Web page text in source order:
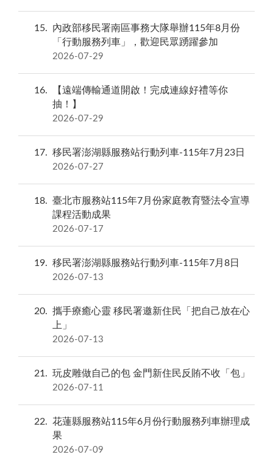
15
內政部移民署南區事務大隊舉辦115年8月份
「行動服務列車」，歡迎民眾踴躍參加
2026-07-29
16
【遠端傳輸通道開啟！完成連線好禮等你
抽！】
2026-07-29
17 移民署澎湖縣服務站行動列車-115年7月23日
2026-07-27
18
臺北市服務站115年7月份家庭教育暨法令宣導
課程活動成果
2026-07-17
19 移民署澎湖縣服務站行動列車-115年7月8日
2026-07-13
20
攜手療癒心靈 移民署邀新住民「把自己放在心
上」
2026-07-13
21 玩皮雕做自己的包 金門新住民反賄不收「包」
2026-07-11
22
花蓮縣服務站115年6月份行動服務列車辦理成
果
2026-07-09